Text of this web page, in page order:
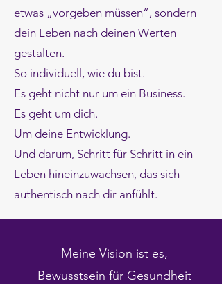
etwas „vorgeben müssen“, sondern
dein Leben nach deinen Werten
gestalten.
So individuell, wie du bist.
Es geht nicht nur um ein Business.
Es geht um dich.
Um deine Entwicklung.
Und darum, Schritt für Schritt in ein
Leben hineinzuwachsen, das sich
authentisch nach dir anfühlt.
Meine Vision ist es,
Bewusstsein für Gesundheit